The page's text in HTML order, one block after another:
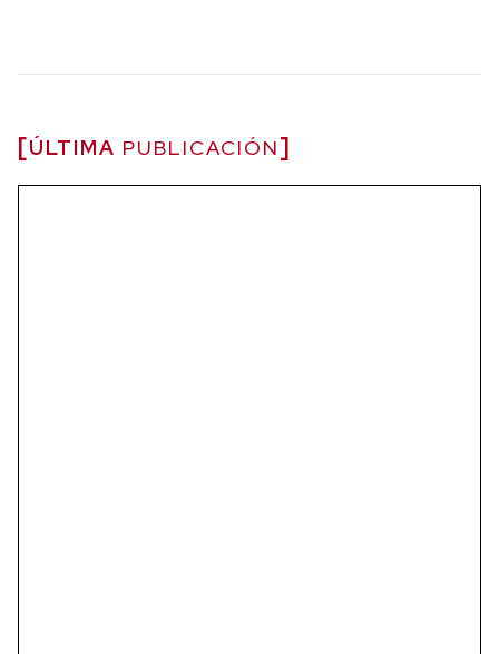
ÚLTIMA PUBLICACIÓN